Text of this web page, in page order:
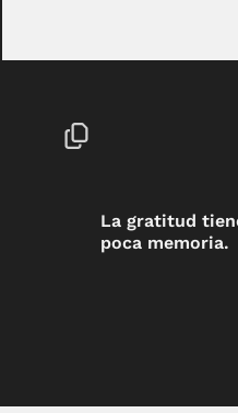
La gratitud
poca memoria.